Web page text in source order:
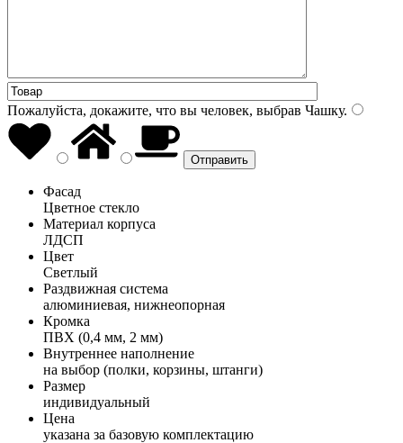
Пожалуйста, докажите, что вы человек, выбрав Чашку.
Фасад
Цветное стекло
Материал корпуса
ЛДСП
Цвет
Светлый
Раздвижная система
алюминиевая, нижнеопорная
Кромка
ПВХ (0,4 мм, 2 мм)
Внутреннее наполнение
на выбор (полки, корзины, штанги)
Размер
индивидуальный
Цена
указана за базовую комплектацию